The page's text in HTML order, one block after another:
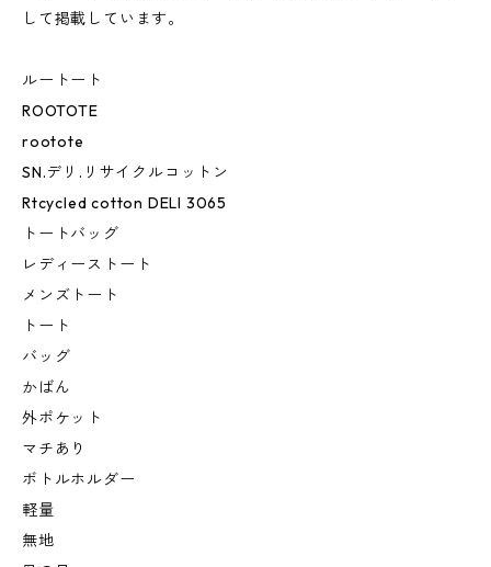
して掲載しています。
ルートート
ROOTOTE
rootote
SN.デリ.リサイクルコットン
Rtcycled cotton DELI 3065
トートバッグ
レディーストート
メンズトート
トート
バッグ
かばん
外ポケット
マチあり
ボトルホルダー
軽量
無地